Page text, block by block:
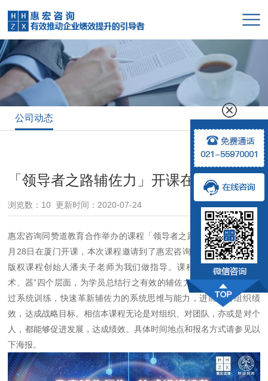
公司动态
首页>公司动态
「领导者之路辅佐力」开课在即
浏览数：10 更新时间：2020-07-24
惠宏咨询同赞道教育合作举办的课程「领导者之路辅佐力」即将于
月 28日在厦门开课，本次课程邀请到了惠宏咨询资深讲师、辅佐力
版权课程创始人潘夫子老师为我们做指导。课程将围绕“道、法、
术、器”四个层面，为学员总结行之有效的辅佐力六大行为准则，通
过系统训练，快速革新辅佐力的系统思维与能力，进而提升组织绩
效，达成战略目标。相信本课程无论是对组织、对团队，亦或是对个
人，都能够促进发展，达成绩效。具体时间地点和报名方式请参见以
下海报。